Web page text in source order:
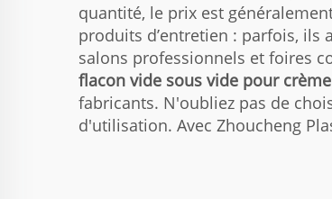
quantité, le prix est
produits d’entretien : parfois, ils
salons professionnels et foires
flacon vide sous vide pour crème
fabricants. N'oubliez pas de
d'utilisation. Avec Zhoucheng